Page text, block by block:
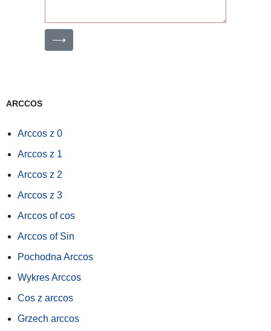
⟶
ARCCOS
Arccos z 0
Arccos z 1
Arccos z 2
Arccos z 3
Arccos of cos
Arccos of Sin
Pochodna Arccos
Wykres Arccos
Cos z arccos
Grzech arccos